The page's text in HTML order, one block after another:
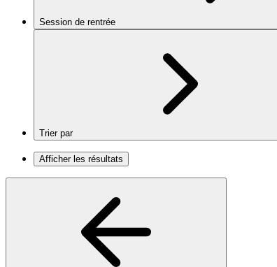
Session de rentrée
Trier par
Afficher les résultats